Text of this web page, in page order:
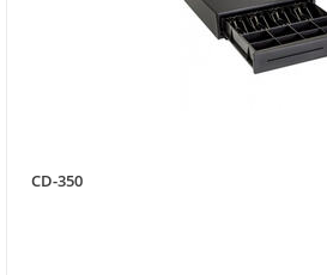
CD-350